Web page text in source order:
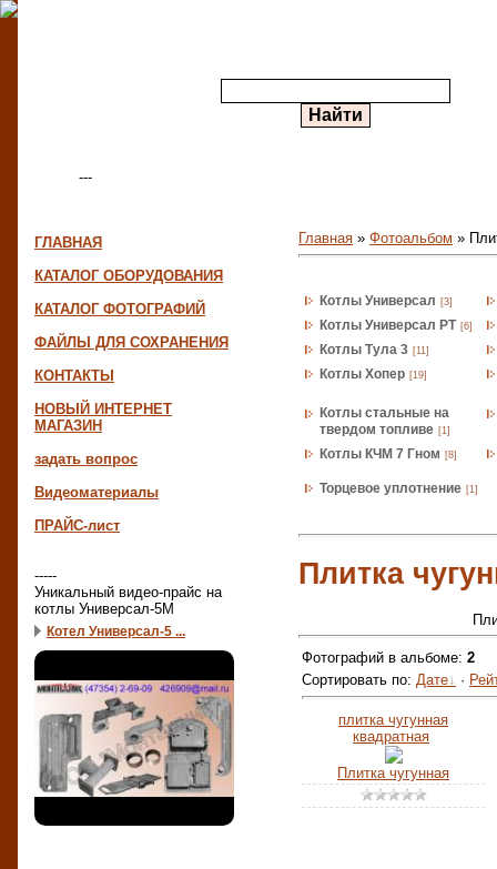
---
ГЛАВНАЯ
КАТАЛОГ ОБОРУДОВАНИЯ
КАТАЛОГ ФОТОГРАФИЙ
ФАЙЛЫ ДЛЯ СОХРАНЕНИЯ
КОНТАКТЫ
НОВЫЙ ИНТЕРНЕТ
МАГАЗИН
задать вопрос
Видеоматериалы
ПРАЙС-лист
-----
Уникальный видео-прайс на
котлы Универсал-5М
Котел Универсал-5 ...
Главная » Фотоальбом »
Котлы Универсал [3]
Котлы Универсал РТ [6]
Котлы Тула 3 [11]
Котлы Хопер [19]
Котлы стальные на
твердом топливе [1]
Котлы КЧМ 7 Гном [8]
Торцевое уплотнение [1]
Плитка
Фотографий в альбоме: 2
Сортировать по: Дате ·
плитка чугунная
квадратная
Плитка чугунная